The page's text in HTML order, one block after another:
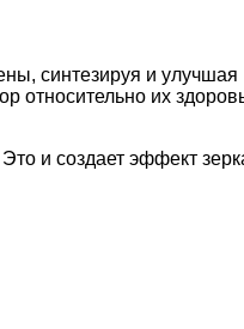
синтезируя и улучшая
относительно их
и создает эффект